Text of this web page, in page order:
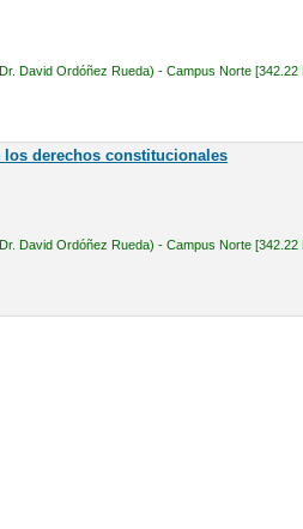
David Ordóñez Rueda) - Campus Norte [342.22
derechos constitucionales
David Ordóñez Rueda) - Campus Norte